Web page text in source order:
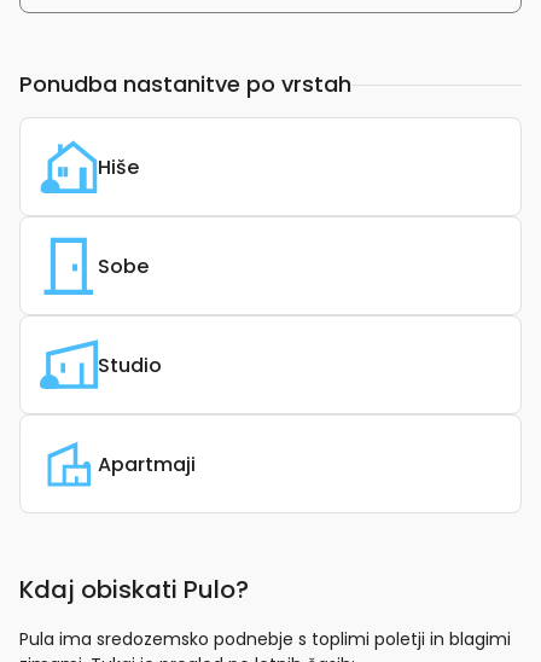
Ponudba nastanitve po vrstah
Hiše
Sobe
Studio
Apartmaji
Kdaj obiskati Pulo?
Pula ima sredozemsko podnebje s toplimi poletji in blagimi